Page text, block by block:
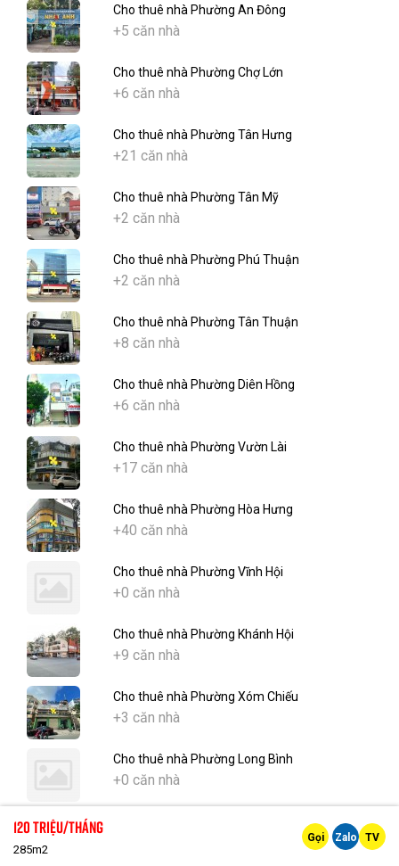
Cho thuê nhà Phường An Đông
+5 căn nhà
Cho thuê nhà Phường Chợ Lớn
+6 căn nhà
Cho thuê nhà Phường Tân Hưng
+21 căn nhà
Cho thuê nhà Phường Tân Mỹ
+2 căn nhà
Cho thuê nhà Phường Phú Thuận
+2 căn nhà
Cho thuê nhà Phường Tân Thuận
+8 căn nhà
Cho thuê nhà Phường Diên Hồng
+6 căn nhà
Cho thuê nhà Phường Vườn Lài
+17 căn nhà
Cho thuê nhà Phường Hòa Hưng
+40 căn nhà
Cho thuê nhà Phường Vĩnh Hội
+0 căn nhà
Cho thuê nhà Phường Khánh Hội
+9 căn nhà
Cho thuê nhà Phường Xóm Chiếu
+3 căn nhà
Cho thuê nhà Phường Long Bình
+0 căn nhà
120 Triệu/tháng
285m2
Gọi Zalo TV